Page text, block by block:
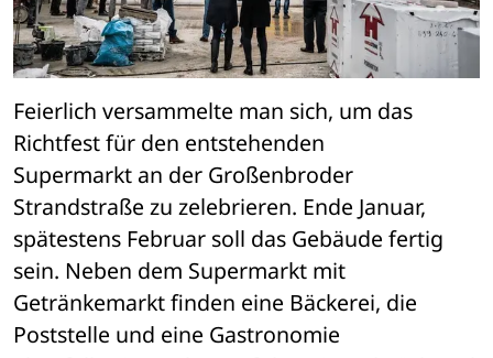
Feierlich versammelte man sich, um das
Richtfest für den entstehenden
Supermarkt an der Großenbroder
Strandstraße zu zelebrieren. Ende Januar,
spätestens Februar soll das Gebäude fertig
sein. Neben dem Supermarkt mit
Getränkemarkt finden eine Bäckerei, die
Poststelle und eine Gastronomie